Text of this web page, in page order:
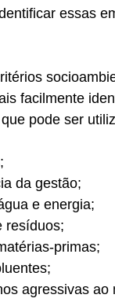
essas
facilmente
pode ser
da gestão;
e energia;
resíduos;
primas;
agressivas ao